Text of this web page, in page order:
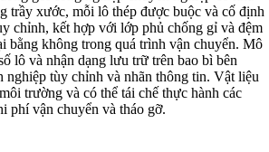
trầy xước, mỗi lô thép được buộc và cố định
chỉnh, kết hợp với lớp phủ chống gỉ và đệm
bằng không trong quá trình vận chuyển. Mô
lô và nhận dạng lưu trữ trên bao bì bên
nghiệp tùy chỉnh và nhãn thông tin. Vật liệu
trường và có thể tái chế thực hành các
phí vận chuyển và tháo gỡ.